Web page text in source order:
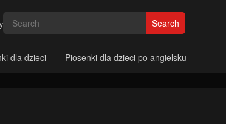
Search
dla dzieci Piosenki dla dzieci po angielsku